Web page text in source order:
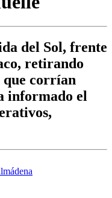
del Sol, frente
retirando
corrían
informado el